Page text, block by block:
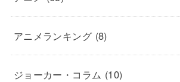
アニメランキング (8)
ジョーカー・コラム (10)